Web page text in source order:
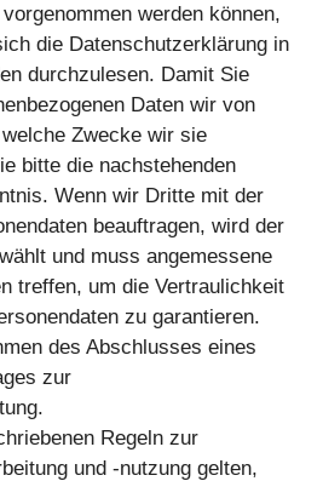
werden können,
die Datenschutzerklärung in
durchzulesen. Damit Sie
Daten wir von
Zwecke wir sie
bitte die nachstehenden
Wenn wir Dritte mit der
beauftragen, wird der
und muss angemessene
treffen, um die Vertraulichkeit
zu garantieren.
des Abschlusses eines
zur
Regeln zur
und -nutzung gelten,